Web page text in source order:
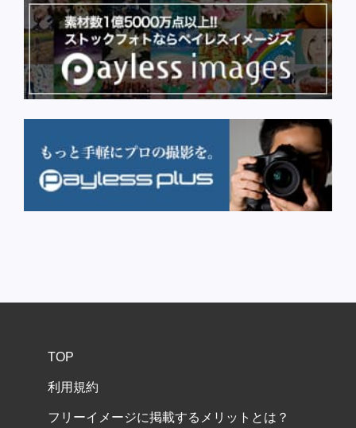
TOP
利用規約
フリーイメージに掲載するメリットとは？